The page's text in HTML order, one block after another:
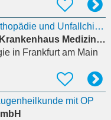
Facharzt/-ärztin für Orthopädie und Unfallchirurgie (m/w/d)
Agaplesion Markus Krankenhaus Medizinische Klinik II
in Frankfurt am Main
mit OP